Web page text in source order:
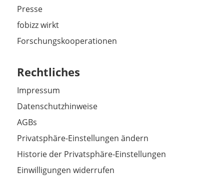
Presse
fobizz wirkt
Forschungskooperationen
Rechtliches
Impressum
Datenschutzhinweise
AGBs
Privatsphäre-Einstellungen ändern
Historie der Privatsphäre-Einstellungen
Einwilligungen widerrufen